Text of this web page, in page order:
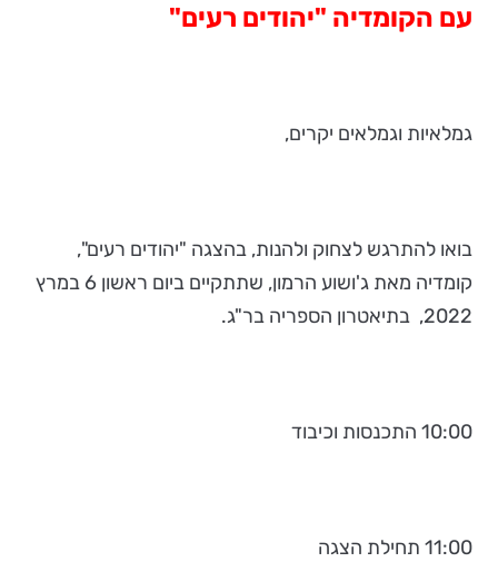
עם הקומדיה "יהודים רעים"
גמלאיות וגמלאים יקרים,
בואו להתרגש לצחוק ולהנות, בהצגה "יהודים רעים",
קומדיה מאת ג'ושוע הרמון, שתתקיים ביום ראשון 6 במרץ
2022, בתיאטרון הספריה בר"ג.
10:00 התכנסות וכיבוד
11:00 תחילת הצגה